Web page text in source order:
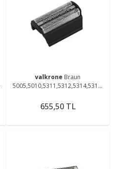
valkrone Braun
5005,5010,5311,5312,5314,5317,
Elek Başlık
655,50 TL